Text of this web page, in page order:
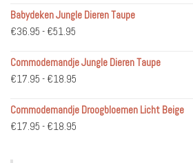
Babydeken Jungle Dieren Taupe
€36.95 - €51.95
tot
€51.95
Commodemandje Jungle Dieren Taupe
€17.95 - €18.95
tot
Commodemandje Droogbloemen Licht Beige
€17.95 - €18.95